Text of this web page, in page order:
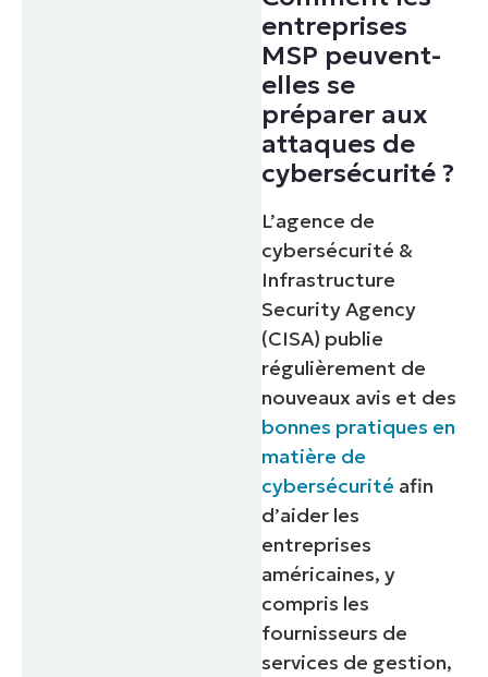
entreprises
MSP peuvent-
elles se
préparer aux
attaques de
cybersécurité ?
L’agence de
cybersécurité &
Infrastructure
Security Agency
(CISA) publie
régulièrement de
nouveaux avis et des
bonnes pratiques en
matière de
cybersécurité afin
d’aider les
entreprises
américaines, y
compris les
fournisseurs de
services de gestion,